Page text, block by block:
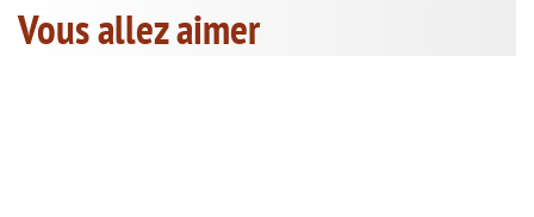
Vous allez aimer